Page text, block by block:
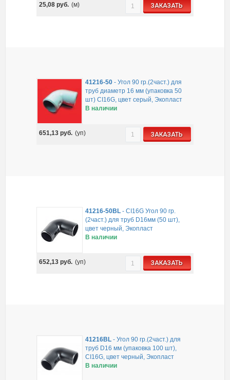
25,08руб. (м) ЗАКАЗАТЬ
41216-50 -Угол 90 гр.(2част.) для
труб диаметр 16 мм (упаковка 50
шт) CI16G, цвет серый, Экопласт
В наличии
651,13руб. (уп) ЗАКАЗАТЬ
41216-50BL -CI16G Угол 90 гр.
(2част.) для труб D16мм (50 шт),
цвет черный, Экопласт
В наличии
652,13руб. (уп) ЗАКАЗАТЬ
41216BL -Угол 90 гр.(2част.) для
труб D16 мм (упаковка 100 шт),
CI16G, цвет черный, Экопласт
В наличии